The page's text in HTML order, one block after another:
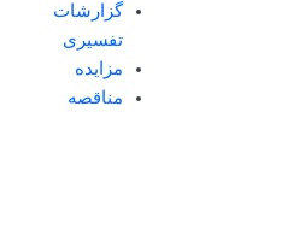
گزارشات
تفسیری
مزایده
مناقصه